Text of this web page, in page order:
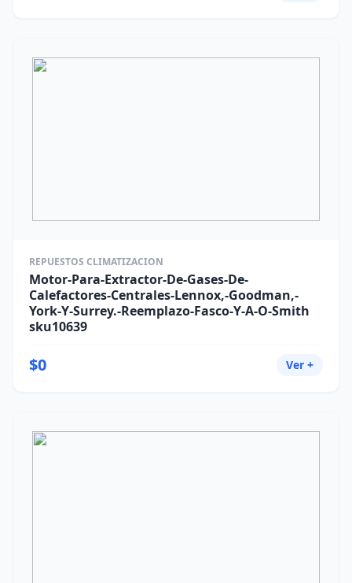
REPUESTOS CLIMATIZACION
Motor-Para-Extractor-De-Gases-De-
Calefactores-Centrales-Lennox,-Goodman,-
York-Y-Surrey.-Reemplazo-Fasco-Y-A-O-Smith
sku10639
$0 Ver +